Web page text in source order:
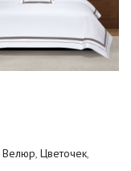
Велюр, Цветочек,